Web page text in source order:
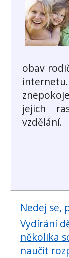
obav
jejich
vzdělání.
Nedej se,
Vydírání
několika
naučit